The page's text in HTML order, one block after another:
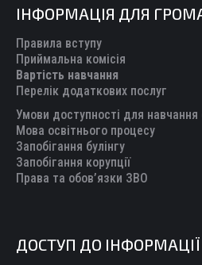
opens
in
new
window
opens
in
new
window
opens
in
new
window
opens
in
new
window
opens
new
ІНФОРМАЦІЯ ДЛЯ
Правила вступу
Приймальна комісія
Вартість навчання
Перелік додаткових послуг
Умови доступності для навчання
Мова освітнього процесу
Запобігання булінгу
Запобігання корупції
Права та обов’язки ЗВО
ДОСТУП ДО ІНФОРМАЦІЇ